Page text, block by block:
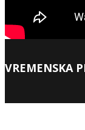
VREMENSKA